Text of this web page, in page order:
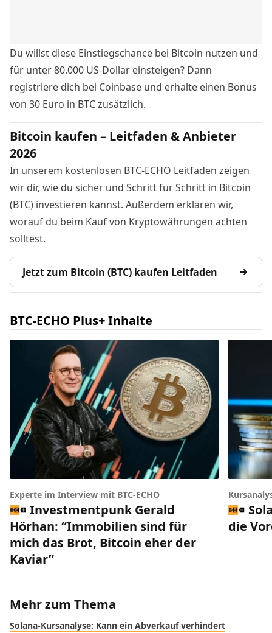
Du willst diese Einstiegschance bei Bitcoin nutzen und
für unter 80.000 US-Dollar einsteigen? Dann
registriere dich bei Coinbase und erhalte einen Bonus
von 30 Euro in BTC zusätzlich.
Bitcoin kaufen – Leitfaden & Anbieter
2026
In unserem kostenlosen BTC-ECHO Leitfaden zeigen
wir dir, wie du sicher und Schritt für Schritt in Bitcoin
(BTC) investieren kannst. Außerdem erklären wir,
worauf du beim Kauf von Kryptowährungen achten
solltest.
Jetzt zum Bitcoin (BTC) kaufen Leitfaden
BTC-ECHO Plus+ Inhalte
Experte im Interview mit BTC-ECHO
Investmentpunk Gerald
Hörhan: “Immobilien sind für
mich das Brot, Bitcoin eher der
Kaviar”
die
Mehr zum Thema
Solana-Kursanalyse: Kann ein Abverkauf verhindert